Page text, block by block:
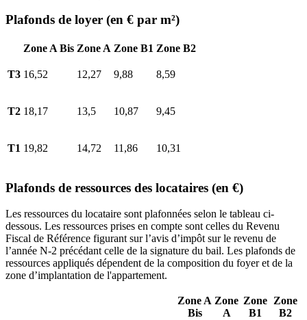
Plafonds de loyer (en € par m²)
Zone A Bis Zone A Zone B1 Zone B2
T3 16,52 12,27 9,88 8,59
T2 18,17 13,5 10,87 9,45
T1 19,82 14,72 11,86 10,31
Plafonds de ressources des locataires (en €)
Les ressources du locataire sont plafonnées selon le tableau ci-
dessous. Les ressources prises en compte sont celles du Revenu
Fiscal de Référence figurant sur l’avis d’impôt sur le revenu de
l’année N-2 précédant celle de la signature du bail. Les plafonds de
ressources appliqués dépendent de la composition du foyer et de la
zone d’implantation de l'appartement.
Zone A
Bis
Zone
A
Zone
B1
Zone
B2